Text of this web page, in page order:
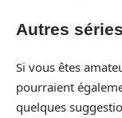
Autres
Si vous êtes
pourraient
quelques